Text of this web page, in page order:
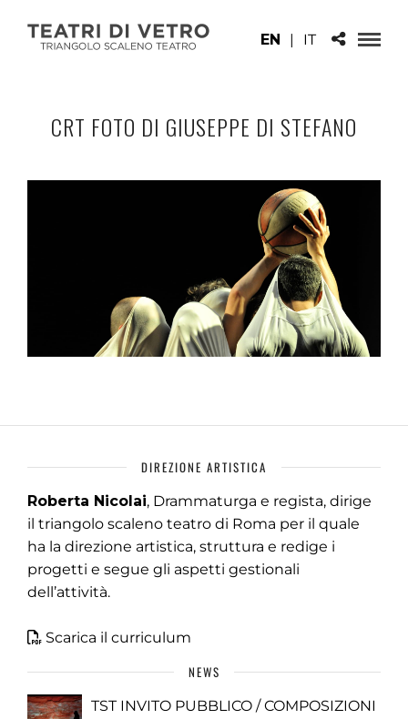
EN | IT
CRT FOTO DI GIUSEPPE DI STEFANO
DIREZIONE ARTISTICA
Roberta Nicolai, Drammaturga e regista, dirige
il triangolo scaleno teatro di Roma per il quale
ha la direzione artistica, struttura e redige i
progetti e segue gli aspetti gestionali
dell’attività.
Scarica il curriculum
NEWS
TST INVITO PUBBLICO / COMPOSIZIONI